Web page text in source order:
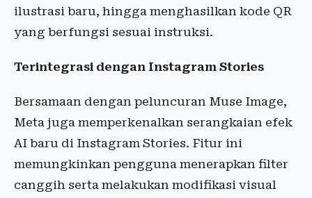
ilustrasi baru, hingga menghasilkan kode QR
yang berfungsi sesuai instruksi.
Terintegrasi dengan Instagram Stories
Bersamaan dengan peluncuran Muse Image,
Meta juga memperkenalkan serangkaian efek
AI baru di Instagram Stories. Fitur ini
memungkinkan pengguna menerapkan filter
canggih serta melakukan modifikasi visual